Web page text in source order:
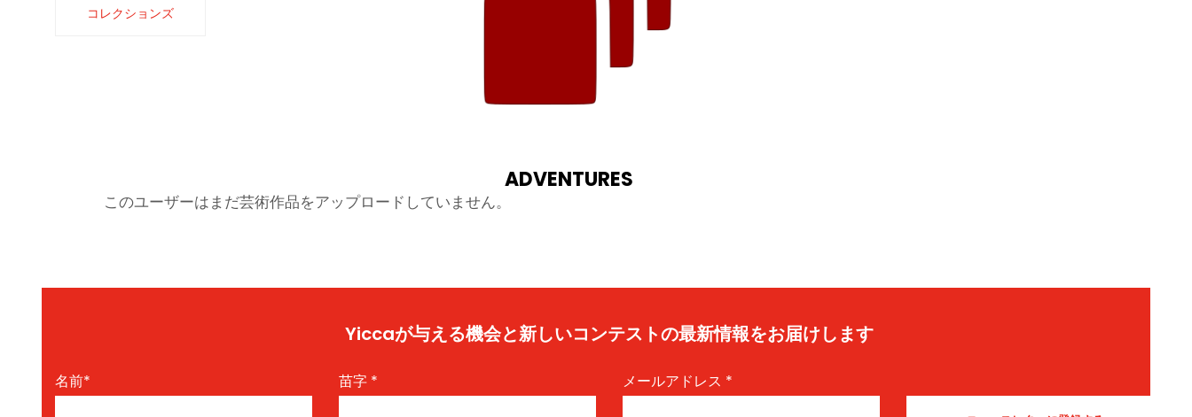
コレクションズ
ADVENTURES
このユーザーはまだ芸術作品をアップロードしていません。
Yiccaが与える機会と新しいコンテストの最新情報をお届けします
名前* 苗字 * メールアドレス *